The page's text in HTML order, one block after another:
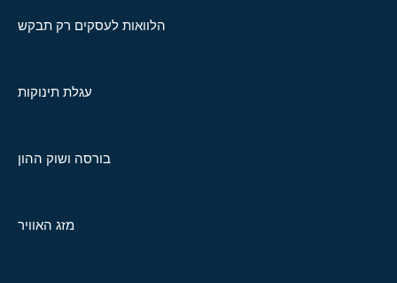
הלוואות לעסקים רק תבקש
עגלת תינוקות
בורסה ושוק ההון
מזג האוויר